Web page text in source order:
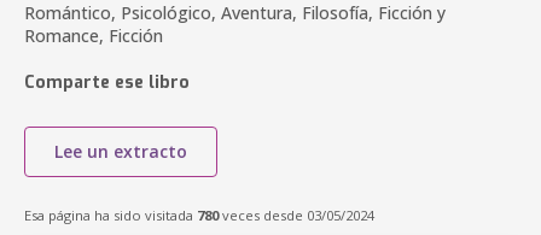
Romántico, Psicológico, Aventura, Filosofía, Ficción y
Romance, Ficción
Comparte ese libro
Lee un extracto
Esa página ha sido visitada 780veces desde 03/05/2024